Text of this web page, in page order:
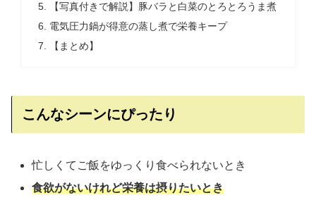
【写真付きで解説】豚バラと白菜のとろとろうま煮
電気圧力鍋が得意の蒸し煮で栄養キープ
【まとめ】
こんなシーンにぴったり
忙しくてご飯をゆっくり食べられないとき
食欲がないけれど栄養は摂りたいとき